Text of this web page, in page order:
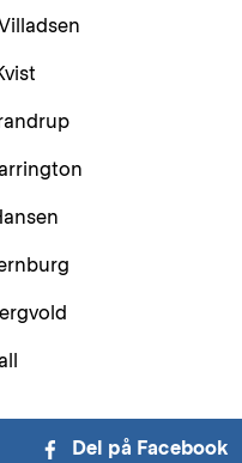
Del på Facebook